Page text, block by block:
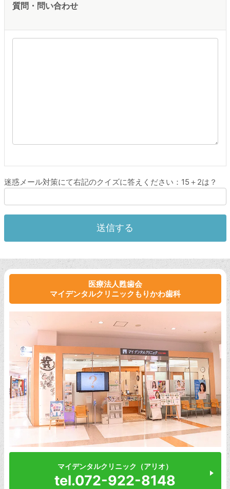
質問・問い合わせ
迷惑メール対策にて右記のクイズに答えください：15＋2は？
医療法人甦歯会
マイデンタルクリニックもりかわ歯科
マイデンタルクリニック（アリオ）
tel.072-922-8148